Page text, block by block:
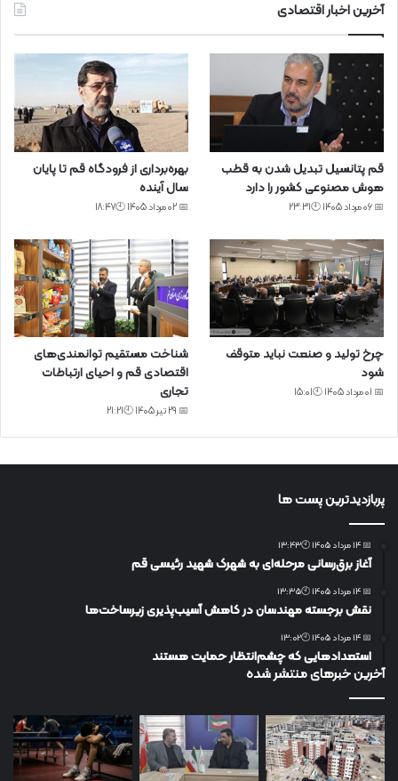
آخرین اخبار اقتصادی
قم پتانسیل تبدیل شدن به قطب
هوش مصنوعی کشور را دارد
📅 06 مرداد 1405 🕙23:31
بهره‌برداری از فرودگاه قم تا پایان
سال آینده
📅 02 مرداد 1405 🕙18:47
چرخ تولید و صنعت نباید متوقف
شود
📅 01 مرداد 1405 🕙15:01
شناخت مستقیم توانمندی‌های
اقتصادی قم و احیای ارتباطات
تجاری
📅 29 تیر 1405 🕙21:21
پربازدیدترین پست ها
📅 14 مرداد 1405 🕙13:43
آغاز برق‌رسانی مرحله‌ای به شهرک شهید رئیسی قم
📅 14 مرداد 1405 🕙13:35
نقش برجسته مهندسان در کاهش آسیب‌پذیری زیرساخت‌ها
📅 14 مرداد 1405 🕙13:02
استعدادهایی که چشم‌انتظار حمایت هستند
آخرین خبرهای منتشر شده